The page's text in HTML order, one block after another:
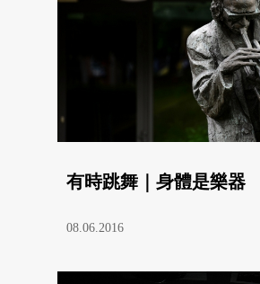
有時跳舞｜身體是樂器
08.06.2016